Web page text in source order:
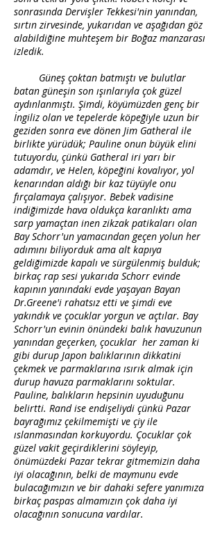
sonrasında Dervişler Tekkesi'nin yanından,
sırtın zirvesinde, yukarıdan ve aşağıdan göz
alabildiğine muhteşem bir Boğaz manzarası
izledik.
Güneş çoktan batmıştı ve bulutlar
batan güneşin son ışınlarıyla çok güzel
aydınlanmıştı. Şimdi, köyümüzden genç bir
İngiliz olan ve tepelerde köpeğiyle uzun bir
geziden sonra eve dönen Jim Gatheral ile
birlikte yürüdük; Pauline onun büyük elini
tutuyordu, çünkü Gatheral iri yarı bir
adamdır, ve Helen, köpeğini kovalıyor, yol
kenarından aldığı bir kaz tüyüyle onu
fırçalamaya çalışıyor. Bebek vadisine
indiğimizde hava oldukça karanlıktı ama
sarp yamaçtan inen zikzak patikaları olan
Bay Schorr'un yamacından geçen yolun her
adımını biliyorduk ama alt kapıya
geldiğimizde kapalı ve sürgülenmiş bulduk;
birkaç rap sesi yukarıda Schorr evinde
kapının yanındaki evde yaşayan Bayan
Dr.Greene'i rahatsız etti ve şimdi eve
yakındık ve çocuklar yorgun ve açtılar. Bay
Schorr'un evinin önündeki balık havuzunun
yanından geçerken, çocuklar her zaman ki
gibi durup Japon balıklarının dikkatini
çekmek ve parmaklarına ısırık almak için
durup havuza parmaklarını soktular.
Pauline, balıkların hepsinin uyuduğunu
belirtti. Rand ise endişeliydi çünkü Pazar
bayrağımız çekilmemişti ve çiy ile
ıslanmasından korkuyordu. Çocuklar çok
güzel vakit geçirdiklerini söyleyip,
önümüzdeki Pazar tekrar gitmemizin daha
iyi olacağının, belki de maymunu evde
bulacağımızın ve bir dahaki sefere yanımıza
birkaç paspas almamızın çok daha iyi
olacağının sonucuna vardılar.